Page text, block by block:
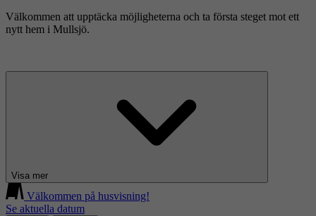
Välkommen att upptäcka möjligheterna och ta första steget mot ett
nytt hem i Mullsjö.
Visa mer
Välkommen på husvisning!
Se aktuella datum